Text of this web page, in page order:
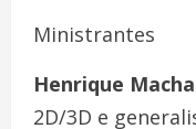
Ministrantes
Henrique
2D/3D e